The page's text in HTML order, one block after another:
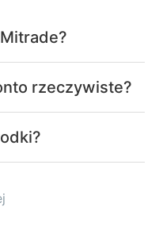
rzeczywiste?